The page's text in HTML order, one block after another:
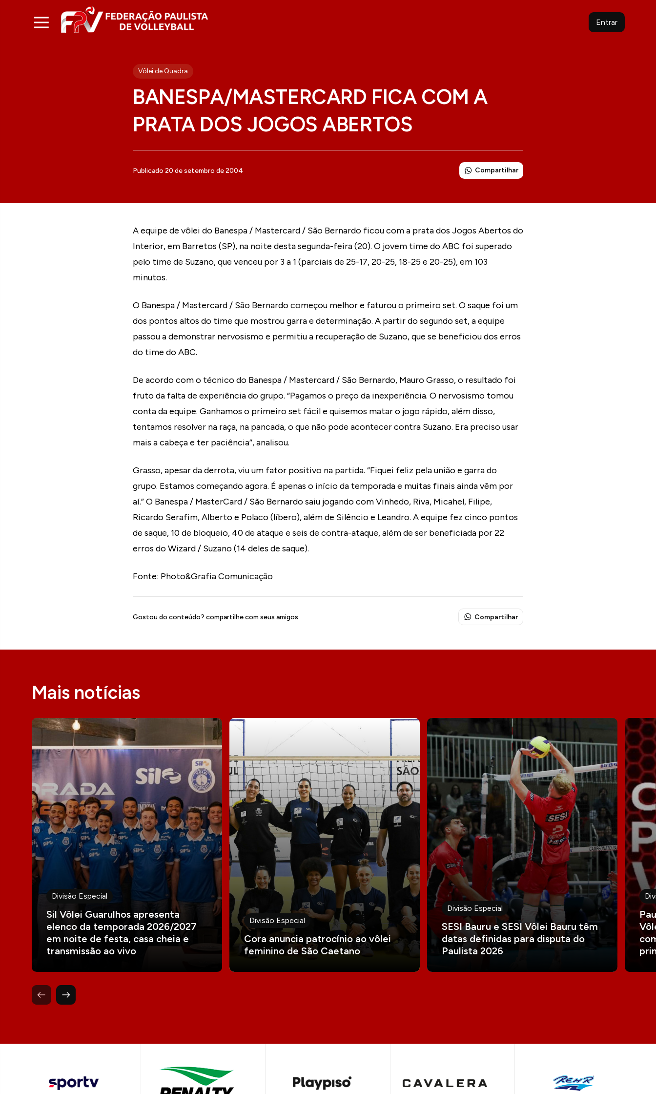
Entrar
Vôlei de Quadra
BANESPA/MASTERCARD FICA COM A
PRATA DOS JOGOS ABERTOS
Publicado 20 de setembro de 2004 Compartilhar
A equipe de vôlei do Banespa / Mastercard / São Bernardo ficou com a prata dos Jogos Abertos do
Interior, em Barretos (SP), na noite desta segunda-feira (20). O jovem time do ABC foi superado
pelo time de Suzano, que venceu por 3 a 1 (parciais de 25-17, 20-25, 18-25 e 20-25), em 103
minutos.
O Banespa / Mastercard / São Bernardo começou melhor e faturou o primeiro set. O saque foi um
dos pontos altos do time que mostrou garra e determinação. A partir do segundo set, a equipe
passou a demonstrar nervosismo e permitiu a recuperação de Suzano, que se beneficiou dos erros
do time do ABC.
De acordo com o técnico do Banespa / Mastercard / São Bernardo, Mauro Grasso, o resultado foi
fruto da falta de experiência do grupo. “Pagamos o preço da inexperiência. O nervosismo tomou
conta da equipe. Ganhamos o primeiro set fácil e quisemos matar o jogo rápido, além disso,
tentamos resolver na raça, na pancada, o que não pode acontecer contra Suzano. Era preciso usar
mais a cabeça e ter paciência”, analisou.
Grasso, apesar da derrota, viu um fator positivo na partida. “Fiquei feliz pela união e garra do
grupo. Estamos começando agora. É apenas o início da temporada e muitas finais ainda vêm por
aí.” O Banespa / MasterCard / São Bernardo saiu jogando com Vinhedo, Riva, Micahel, Filipe,
Ricardo Serafim, Alberto e Polaco (líbero), além de Silêncio e Leandro. A equipe fez cinco pontos
de saque, 10 de bloqueio, 40 de ataque e seis de contra-ataque, além de ser beneficiada por 22
erros do Wizard / Suzano (14 deles de saque).
Fonte: Photo&Grafia Comunicação
Gostou do conteúdo? compartilhe com seus amigos. Compartilhar
Mais notícias
Divisão Especial
Sil Vôlei Guarulhos apresenta
elenco da temporada 2026/2027
em noite de festa, casa cheia e
transmissão ao vivo
Divisão Especial
Cora anuncia patrocínio ao vôlei
feminino de São Caetano
Divisão Especial
SESI Bauru e SESI Vôlei Bauru têm
datas definidas para disputa do
Paulista 2026